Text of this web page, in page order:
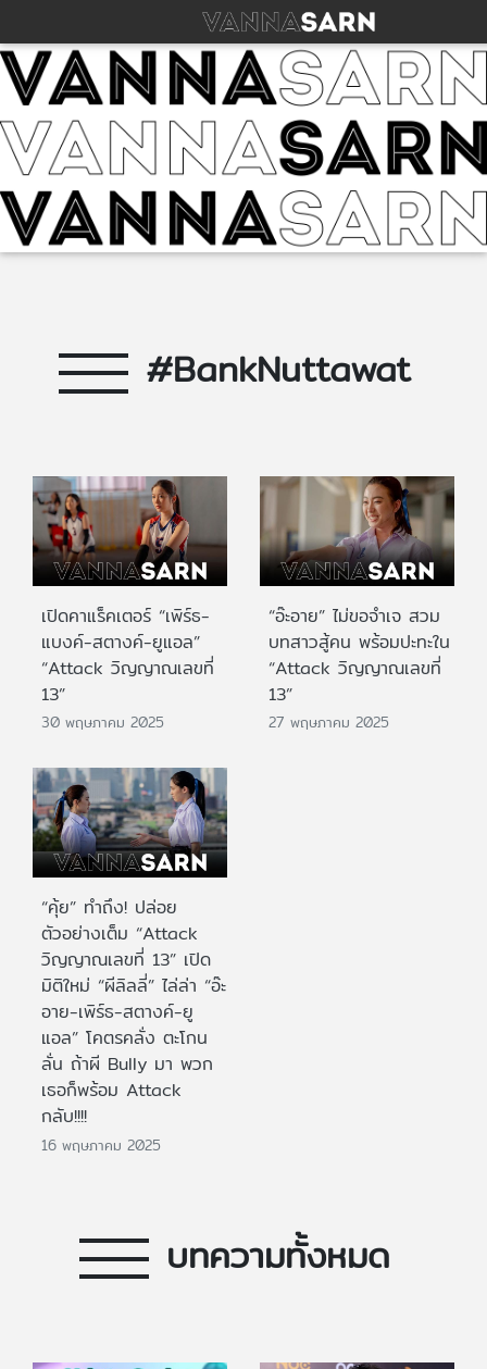
#BankNuttawat
เปิดคาแร็คเตอร์ “เพิร์ธ-
แบงค์-สตางค์-ยูแอล”
“Attack วิญญาณเลขที่
13”
30 พฤษภาคม 2025
“อ๊ะอาย” ไม่ขอจำเจ สวม
บทสาวสู้คน พร้อมปะทะใน
“Attack วิญญาณเลขที่
13”
27 พฤษภาคม 2025
“คุ้ย” ทำถึง! ปล่อย
ตัวอย่างเต็ม “Attack
วิญญาณเลขที่ 13” เปิด
มิติใหม่ “ผีลิลลี่” ไล่ล่า “อ๊ะ
อาย-เพิร์ธ-สตางค์-ยู
แอล” โคตรคลั่ง ตะโกน
ลั่น ถ้าผี Bully มา พวก
เธอก็พร้อม Attack
กลับ!!!!
16 พฤษภาคม 2025
บทความทั้งหมด